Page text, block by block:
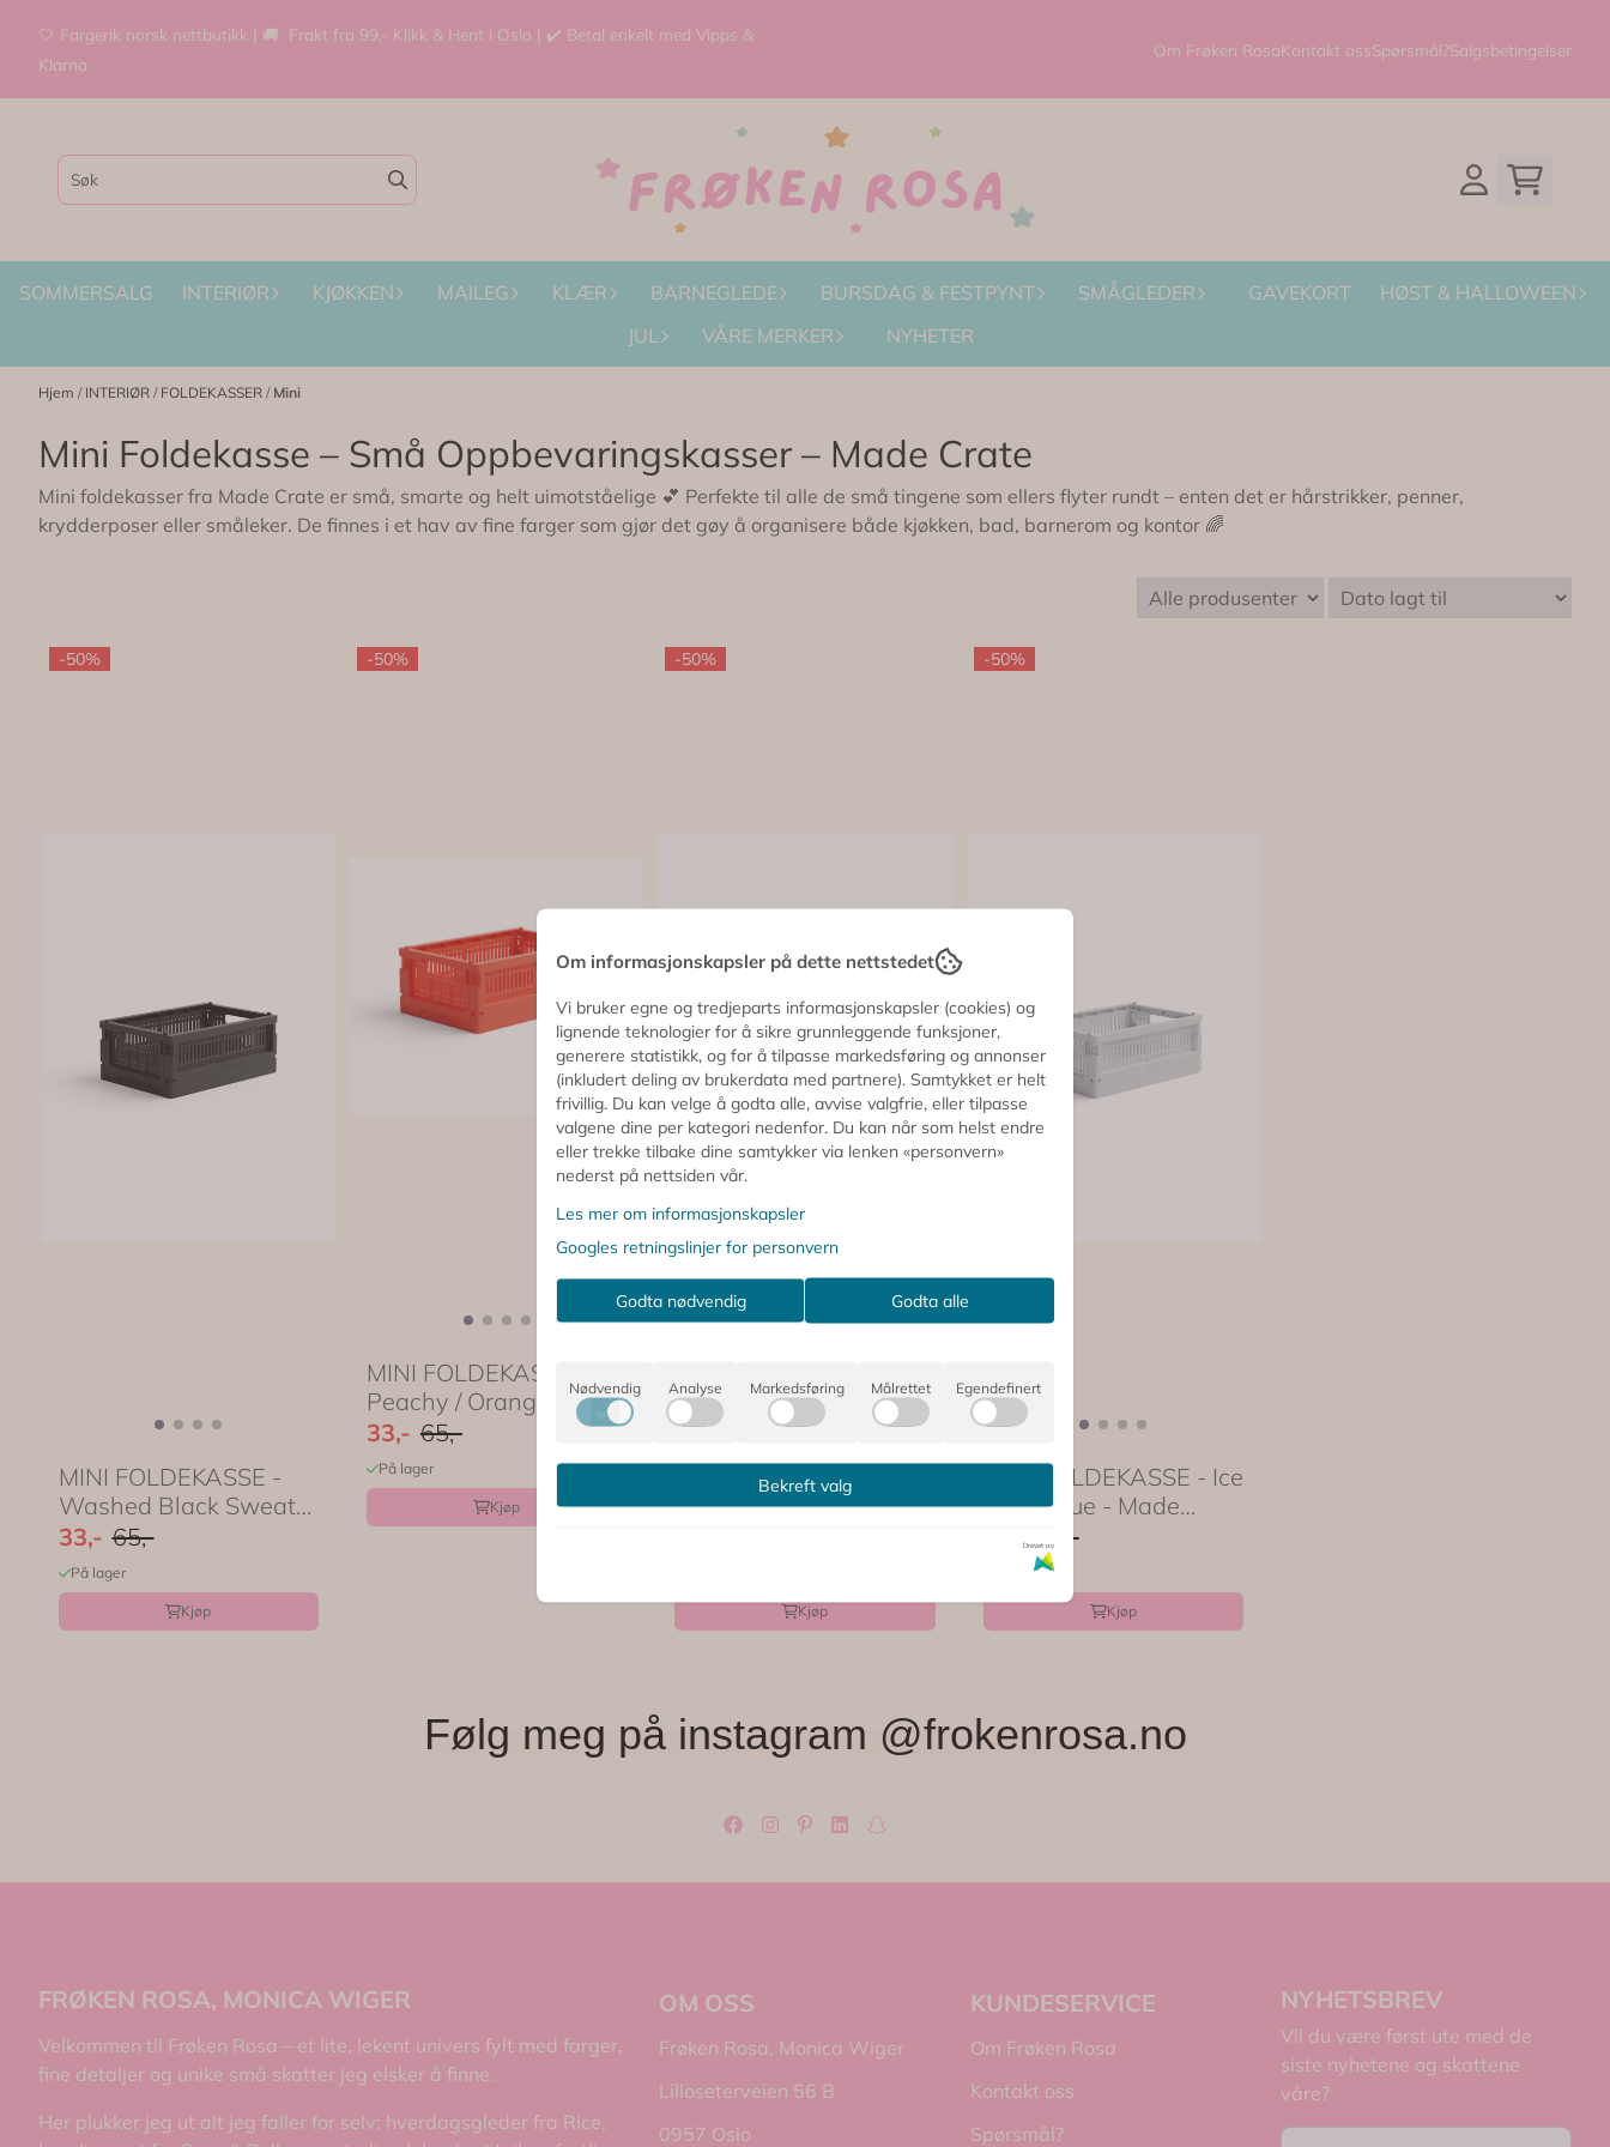
Hopp til innhold
🤍 Fargerik norsk nettbutikk | 🚚 Frakt fra 99,- Klikk & Hent i Oslo | ✔️ Betal enkelt med Vipps &
Klarna
Om Frøken RosaKontakt ossSpørsmål?Salgsbetingelser
SOMMERSALG INTERIØR KJØKKEN MAILEG KLÆR BARNEGLEDE BURSDAG & FESTPYNT SMÅGLEDER GAVEKORT
HØST & HALLOWEEN
JUL
VÅRE MERKER NYHETER
Hjem / INTERIØR / FOLDEKASSER / Mini
Mini Foldekasse – Små Oppbevaringskasser – Made Crate
Mini foldekasser fra Made Crate er små, smarte og helt uimotståelige 💕 Perfekte til alle de små tingene som ellers flyter rundt – enten det er hårstrikker, penner,
krydderposer eller småleker. De finnes i et hav av fine farger som gjør det gøy å organisere både kjøkken, bad, barnerom og kontor 🌈
-50%
MINI FOLDEKASSE -
Washed Black Sweater
- Made Crate
33,- 65,-
På lager
Kjøp
-50%
MINI FOLDEKASSE -
Peachy / Orange -
Made Crate
33,- 65,-
På lager
Kjøp
-50%
MINI FOLDEKASSE -
Milk - Made Crate
Kjøp
-50%
MINI FOLDEKASSE - Ice
Cube Blue - Made
Crate
33,- 65,-
På lager
Kjøp
Følg meg på instagram @frokenrosa.no
FRØKEN ROSA, MONICA WIGER
Velkommen til Frøken Rosa – et lite, lekent univers fylt med farger,
fine detaljer og unike små skatter jeg elsker å finne.
Her plukker jeg ut alt jeg faller for selv: hverdagsgleder fra Rice,
OM OSS
Frøken Rosa, Monica Wiger
Lilloseterveien 56 B
0957 Oslo
KUNDESERVICE
Om Frøken Rosa
Kontakt oss
Spørsmål?
NYHETSBREV
Vil du være først ute med de
siste nyhetene og skattene
våre?
E-post
Om informasjonskapsler på dette nettstedet
Vi bruker egne og tredjeparts informasjonskapsler (cookies) og
lignende teknologier for å sikre grunnleggende funksjoner,
generere statistikk, og for å tilpasse markedsføring og annonser
(inkludert deling av brukerdata med partnere). Samtykket er helt
frivillig. Du kan velge å godta alle, avvise valgfrie, eller tilpasse
valgene dine per kategori nedenfor. Du kan når som helst endre
eller trekke tilbake dine samtykker via lenken «personvern»
nederst på nettsiden vår.
Les mer om informasjonskapsler
Googles retningslinjer for personvern
Godta nødvendig Godta alle
Nødvendig Analyse Markedsføring Målrettet Egendefinert
Bekreft valg
Drevet av